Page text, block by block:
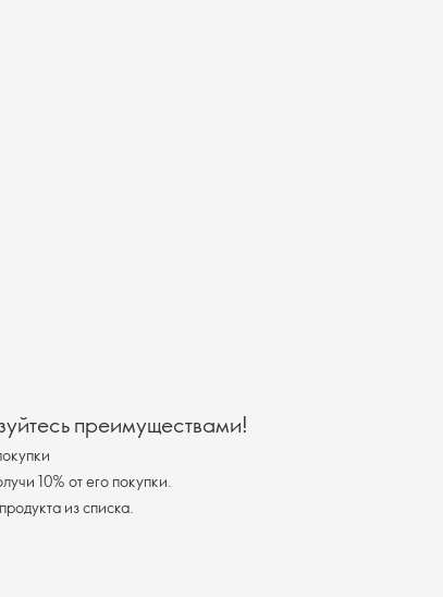
преимуществами!
10% от его покупки.
выборе продукта из списка.